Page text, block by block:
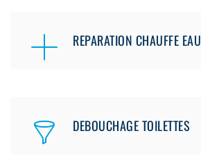
REPARATION CHAUFFE EAU
DEBOUCHAGE TOILETTES